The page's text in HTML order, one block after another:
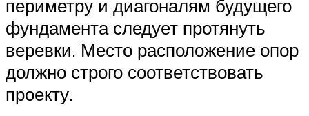
периметру и диагоналям будущего
фундамента следует протянуть
веревки. Место расположение опор
должно строго соответствовать
проекту.